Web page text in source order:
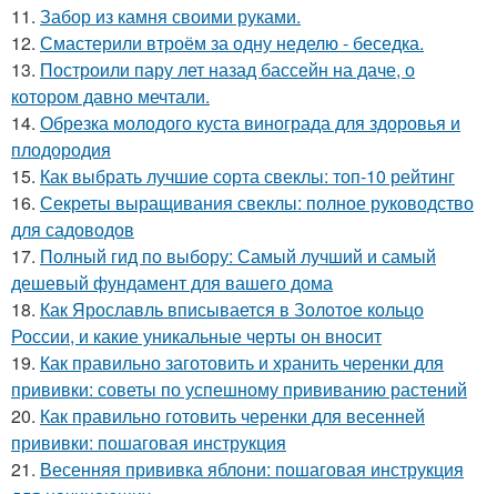
11. Забор из камня своими руками.
12. Смастерили втроём за одну неделю - беседка.
13. Построили пару лет назад бассейн на даче, о
котором давно мечтали.
14. Обрезка молодого куста винограда для здоровья и
плодородия
15. Как выбрать лучшие сорта свеклы: топ-10 рейтинг
16. Секреты выращивания свеклы: полное руководство
для садоводов
17. Полный гид по выбору: Самый лучший и самый
дешевый фундамент для вашего дома
18. Как Ярославль вписывается в Золотое кольцо
России, и какие уникальные черты он вносит
19. Как правильно заготовить и хранить черенки для
прививки: советы по успешному прививанию растений
20. Как правильно готовить черенки для весенней
прививки: пошаговая инструкция
21. Весенняя прививка яблони: пошаговая инструкция